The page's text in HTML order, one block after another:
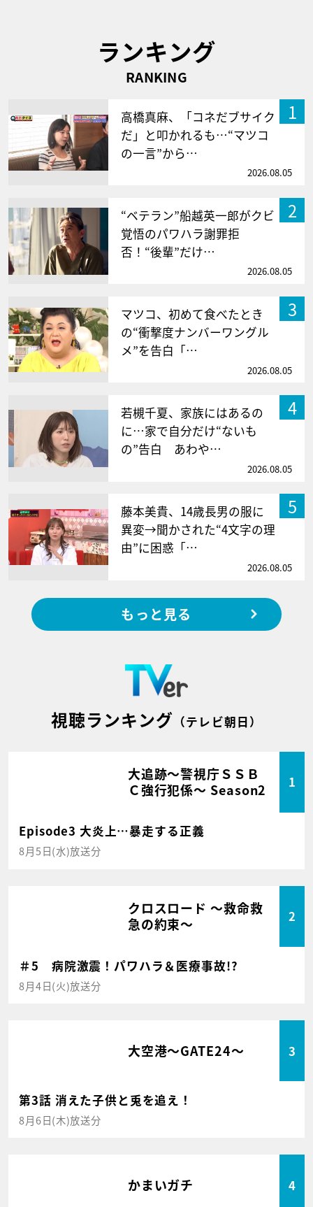
ランキング
RANKING
1
高橋真麻、「コネだブサイク
だ」と叩かれるも…“マツコ
の一言”から…
2026.08.05
2
“ベテラン”船越英一郎がクビ
覚悟のパワハラ謝罪拒
否！“後輩”だけ…
2026.08.05
3
マツコ、初めて食べたとき
の“衝撃度ナンバーワングル
メ”を告白「…
2026.08.05
4
若槻千夏、家族にはあるの
に…家で自分だけ“ないも
の”告白 あわや…
2026.08.05
5
藤本美貴、14歳長男の服に
異変→聞かされた“4文字の理
由”に困惑「…
2026.08.05
もっと見る
視聴ランキング （テレビ朝日）
大追跡～警視庁ＳＳＢ
Ｃ強行犯係～ Season2
1
Episode3 大炎上…暴走する正義
8月5日(水)放送分
クロスロード ～救命救
急の約束～
2
＃5 病院激震！パワハラ＆医療事故!?
8月4日(火)放送分
大空港～GATE24～ 3
第3話 消えた子供と兎を追え！
8月6日(木)放送分
かまいガチ 4